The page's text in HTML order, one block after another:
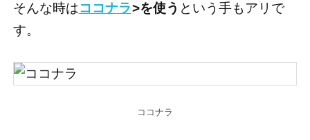
そんな時はココナラ>を使う という手もアリで
す。
ココナラ